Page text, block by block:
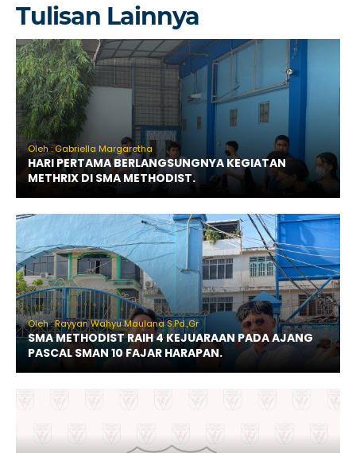
Tulisan Lainnya
Oleh : Gabriella Margaretha
HARI PERTAMA BERLANGSUNGNYA KEGIATAN
METHRIX DI SMA METHODIST.
Oleh : Rayyan Wahyu Maulana S.Pd.,Gr
SMA METHODIST RAIH 4 KEJUARAAN PADA AJANG
PASCAL SMAN 10 FAJAR HARAPAN.